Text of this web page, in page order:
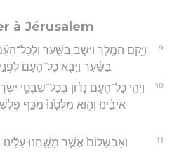
à Jérusalem
9
וַיָּ֥קָם הַמֶּ֖לֶךְ וַיֵּ֣שֶׁב בַּשָּׁ֑עַר
בַּשַּׁ֔עַר וַיָּבֹ֤א כָל־הָעָם֙
10
וַיְהִ֤י כָל־הָעָם֙ נָד֔וֹן בְּכָל־שִׁבְטֵ֥י
אֹיְבֵ֗ינוּ וְה֤וּא מִלְּטָ֙נוּ֙ מִכַּ֣ף
11
וְאַבְשָׁלוֹם֙ אֲשֶׁ֣ר מָשַׁ֣חְנוּ